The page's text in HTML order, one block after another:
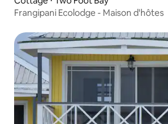
Frangipani Ecolodge - Maison d'hôtes